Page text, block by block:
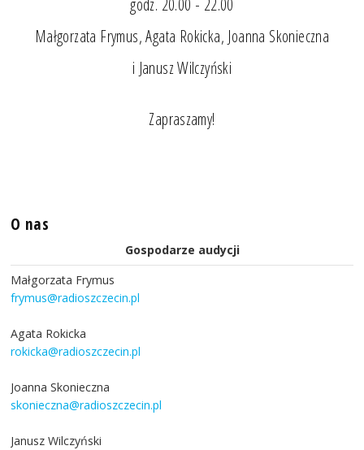
godz. 20.00 - 22.00
Małgorzata Frymus, Agata Rokicka, Joanna Skonieczna
i Janusz Wilczyński
Zapraszamy!
O nas
Gospodarze audycji
Małgorzata Frymus
frymus@radioszczecin.pl
Agata Rokicka
rokicka@radioszczecin.pl
Joanna Skonieczna
skonieczna@radioszczecin.pl
Janusz Wilczyński